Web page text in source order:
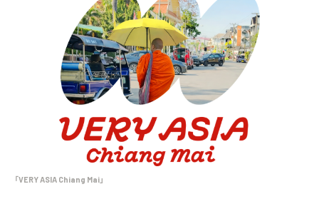
「VERY ASIA Chiang Mai」